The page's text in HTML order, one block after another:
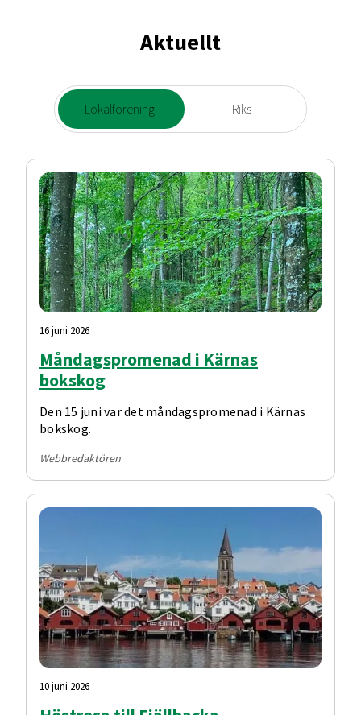
Aktuellt
Lokalförening Riks
16 juni 2026
Måndagspromenad i Kärnas
bokskog
Den 15 juni var det måndagspromenad i Kärnas
bokskog.
Webbredaktören
10 juni 2026